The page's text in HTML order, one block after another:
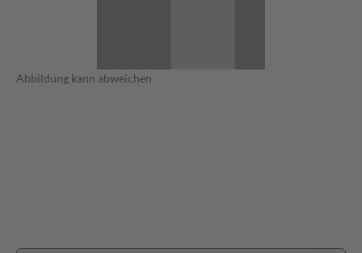
Abbildung kann abweichen